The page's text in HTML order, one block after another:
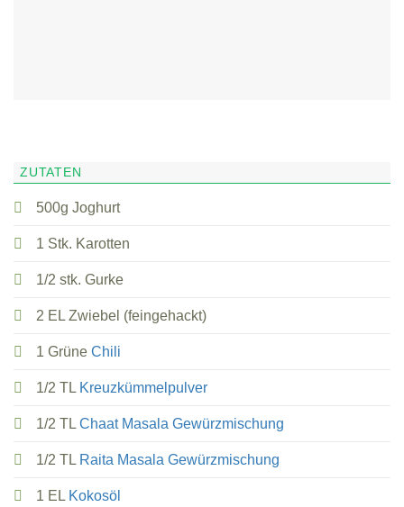
ZUTATEN
500g Joghurt
1 Stk. Karotten
1/2 stk. Gurke
2 EL Zwiebel (feingehackt)
1 Grüne Chili
1/2 TL Kreuzkümmelpulver
1/2 TL Chaat Masala Gewürzmischung
1/2 TL Raita Masala Gewürzmischung
1 EL Kokosöl